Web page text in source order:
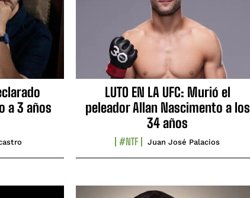
a 3 años
LUTO EN LA UFC: Murió el
peleador Allan Nascimento a los
34 años
#NTF Juan José Palacios